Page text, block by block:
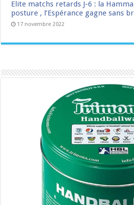
Elite matchs retards J-6 : la
posture , l’Espérance gagne sans
17 novembre 2022